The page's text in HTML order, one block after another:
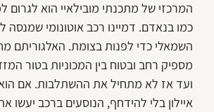
המרכזי של מתכנתי מובילאיי הוא
כמו בנאדם. דמיינו רכב אוטונומי
השמאלי כדי לפנות בצומת. האלגוריתם
מספיק רחב ובטוח בין המכוניות בטור
ועד אז לא מתחיל את ההשתלבות. אם הוא
איילון בלי להידחף, הנוסעים ברכב